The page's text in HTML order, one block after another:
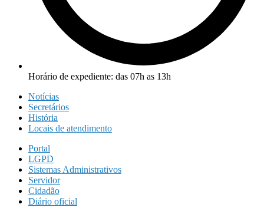
Horário de expediente: das 07h as 13h
Notícias
Secretários
História
Locais de atendimento
Portal
LGPD
Sistemas Administrativos
Servidor
Cidadão
Diário oficial